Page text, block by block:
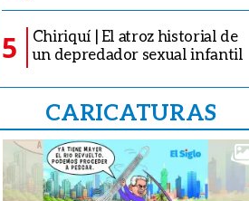
5
Chiriquí | El atroz historial de
un depredador sexual infantil
CARICATURAS